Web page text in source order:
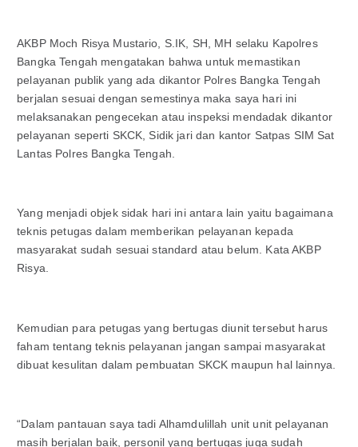
AKBP Moch Risya Mustario, S.IK, SH, MH selaku Kapolres
Bangka Tengah mengatakan bahwa untuk memastikan
pelayanan publik yang ada dikantor Polres Bangka Tengah
berjalan sesuai dengan semestinya maka saya hari ini
melaksanakan pengecekan atau inspeksi mendadak dikantor
pelayanan seperti SKCK, Sidik jari dan kantor Satpas SIM Sat
Lantas Polres Bangka Tengah.
Yang menjadi objek sidak hari ini antara lain yaitu bagaimana
teknis petugas dalam memberikan pelayanan kepada
masyarakat sudah sesuai standard atau belum. Kata AKBP
Risya.
Kemudian para petugas yang bertugas diunit tersebut harus
faham tentang teknis pelayanan jangan sampai masyarakat
dibuat kesulitan dalam pembuatan SKCK maupun hal lainnya.
“Dalam pantauan saya tadi Alhamdulillah unit unit pelayanan
masih berjalan baik, personil yang bertugas juga sudah